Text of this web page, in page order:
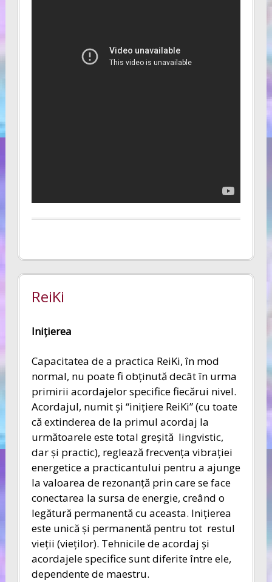
ReiKi
Iniţierea
Capacitatea de a practica ReiKi, în mod
normal, nu poate fi obţinută decât în urma
primirii acordajelor specifice fiecărui nivel.
Acordajul, numit şi “iniţiere ReiKi” (cu toate
că extinderea de la primul acordaj la
următoarele este total greşită lingvistic,
dar şi practic), reglează frecvenţa vibraţiei
energetice a practicantului pentru a ajunge
la valoarea de rezonanţă prin care se face
conectarea la sursa de energie, creând o
legătură permanentă cu aceasta. Iniţierea
este unică şi permanentă pentru tot restul
vieţii (vieţilor). Tehnicile de acordaj şi
acordajele specifice sunt diferite între ele,
dependente de maestru.